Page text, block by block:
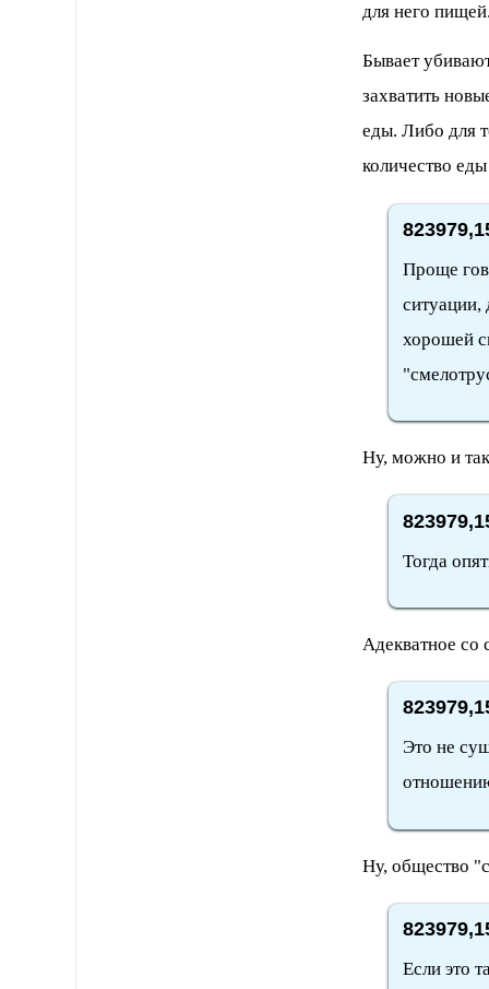
для него
Бывает
захватить
еды. Либо для
количество
Проще
ситуации,
хорошей
Ну, можно и так
Тогда
Адекватное со
Это не
Ну, общество
Если это